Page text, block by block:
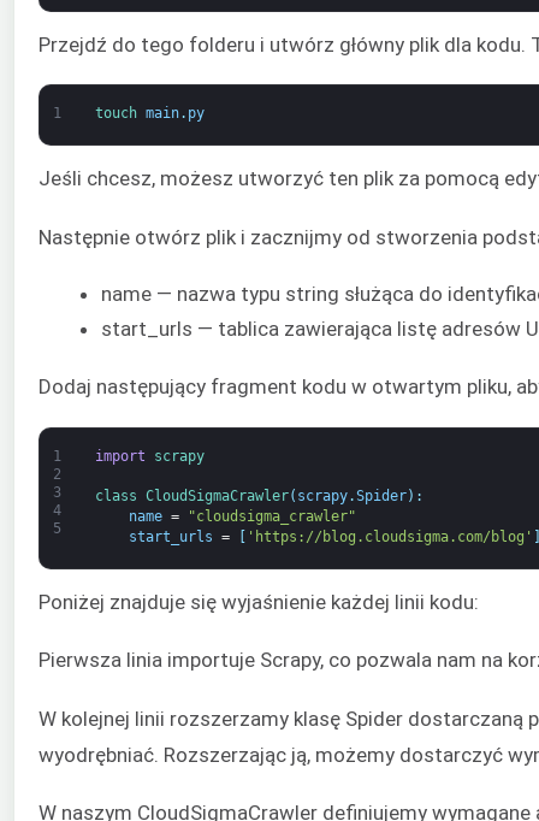
Przejdź do tego folderu i utwórz główny plik dla kodu.
1 touch main. py
Jeśli chcesz, możesz utworzyć ten plik za pomocą
Następnie otwórz plik i zacznijmy od stworzenia
name — nazwa typu string służąca do
start_urls — tablica zawierająca listę adresów
Dodaj następujący fragment kodu w otwartym pliku,
1
2
3
4
5
import scrapy
class CloudSigmaCrawler( scrapy.Spider) :
name =
"cloudsigma_crawler"
start_urls = 'https://blog.cloudsigma.com/blog'
Poniżej znajduje się wyjaśnienie każdej linii kodu:
Pierwsza linia importuje Scrapy, co pozwala nam na
W kolejnej linii rozszerzamy klasę Spider dostarczaną
wyodrębniać. Rozszerzając ją, możemy dostarczyć
W naszym CloudSigmaCrawler definiujemy